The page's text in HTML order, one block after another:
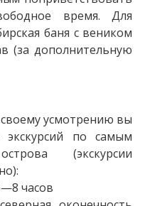
время. Для
баня с веником
(за дополнительную
усмотрению вы
по самым
(экскурсии
часов